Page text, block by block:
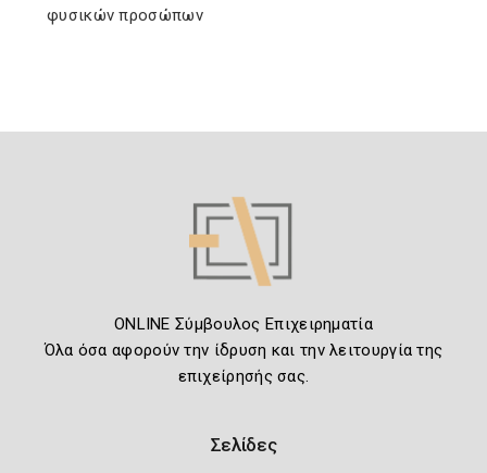
φυσικών προσώπων
ONLINE Σύμβουλος Επιχειρηματία
Όλα όσα αφορούν την ίδρυση και την λειτουργία της
επιχείρησής σας.
Σελίδες